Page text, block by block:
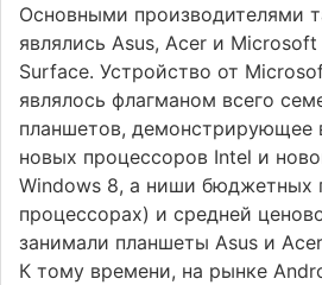
Основными производителями
являлись Asus, Acer и
Surface. Устройство от
являлось флагманом всего
планшетов, демонстрирующее
новых процессоров Intel и
Windows 8, а ниши бюджетных
процессорах) и средней
занимали планшеты Asus и
К тому времени, на рынке